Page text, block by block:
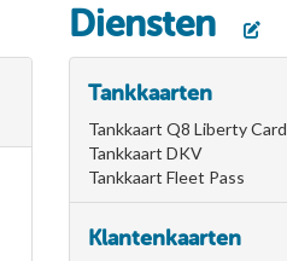
Diensten
Tankkaarten
Tankkaart Q8 Liberty Card
Tankkaart DKV
Tankkaart Fleet Pass
Klantenkaarten